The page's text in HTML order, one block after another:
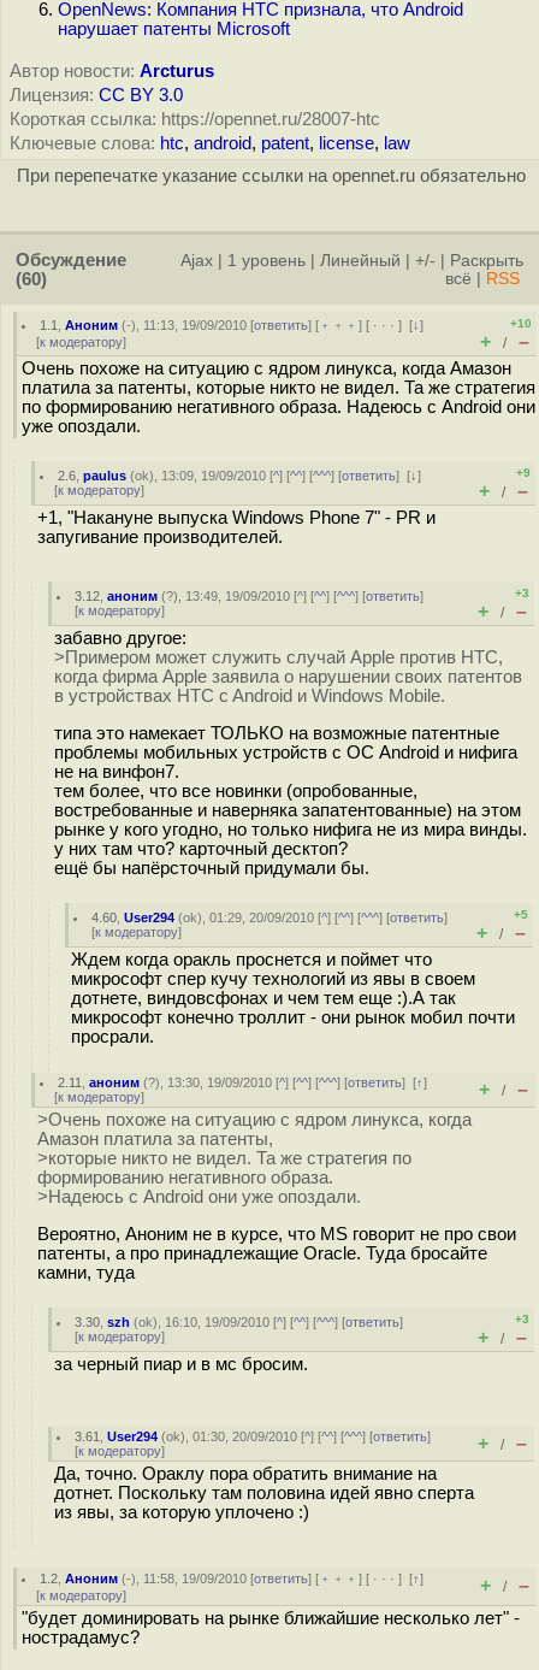
OpenNews: Компания HTC признала, что Android
нарушает патенты Microsoft
Автор новости: Arcturus
Лицензия: CC BY 3.0
Короткая ссылка: https://opennet.ru/28007-htc
Ключевые слова: htc, android, patent, license, law
При перепечатке указание ссылки на opennet.ru обязательно
Обсуждение
(60)
Ajax 1 уровень Линейный +/-
Раскрыть
всё
RSS
1.1 ,Аноним (-), 11:13, 19/09/2010 [ответить] [ ﹢﹢﹢] [ · · ·][↓]
[к модератору]
+10
+ / –
Очень похоже на ситуацию с ядром линукса, когда Амазон
платила за патенты, которые никто не видел. Та же стратегия
по формированию негативного образа. Надеюсь с Android они
уже опоздали.
2.6 ,paulus (ok), 13:09, 19/09/2010 [^] [^^] [^^^] [ответить][↓]
[к модератору]
+9
+ / –
+1, "Накануне выпуска Windows Phone 7" - PR и
запугивание производителей.
3.12 ,аноним (?), 13:49, 19/09/2010 [^] [^^] [^^^] [ответить]
[к модератору]
+3
+ / –
забавно другое:
>Примером может служить случай Apple против HTC,
когда фирма Apple заявила о нарушении своих патентов
в устройствах HTC c Android и Windows Mobile.
типа это намекает ТОЛЬКО на возможные патентные
проблемы мобильных устройств с ОС Android и нифига
не на винфон7.
тем более, что все новинки (опробованные,
востребованные и наверняка запатентованные) на этом
рынке у кого угодно, но только нифига не из мира винды.
у них там что? карточный десктоп?
ещё бы напёрсточный придумали бы.
4.60 ,User294 (ok), 01:29, 20/09/2010 [^] [^^] [^^^] [ответить]
[к модератору]
+5
+ / –
Ждем когда оракль проснется и поймет что
микрософт спер кучу технологий из явы в своем
дотнете, виндовсфонах и чем тем еще :).А так
микрософт конечно троллит - они рынок мобил почти
просрали.
2.11 ,аноним (?), 13:30, 19/09/2010 [^] [^^] [^^^] [ответить][↑]
[к модератору] + / –
>Очень похоже на ситуацию с ядром линукса, когда
Амазон платила за патенты,
>которые никто не видел. Та же стратегия по
формированию негативного образа.
>Надеюсь с Android они уже опоздали.
Вероятно, Аноним не в курсе, что MS говорит не про свои
патенты, а про принадлежащие Oracle. Туда бросайте
камни, туда
3.30 ,szh (ok), 16:10, 19/09/2010 [^] [^^] [^^^] [ответить]
[к модератору]
+3
+ / –
за черный пиар и в мс бросим.
3.61 ,User294 (ok), 01:30, 20/09/2010 [^] [^^] [^^^] [ответить]
[к модератору] + / –
Да, точно. Ораклу пора обратить внимание на
дотнет. Поскольку там половина идей явно сперта
из явы, за которую уплочено :)
1.2 ,Аноним (-), 11:58, 19/09/2010 [ответить] [ ﹢﹢﹢] [ · · ·][↑]
[к модератору] + / –
"будет доминировать на рынке ближайшие несколько лет" -
нострадамус?